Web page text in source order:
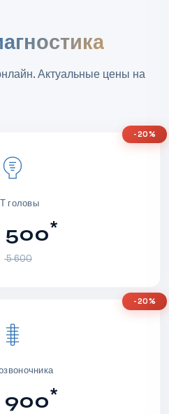
Актуальные цены на
головы
500*
5 600
-20%
900*
-20%